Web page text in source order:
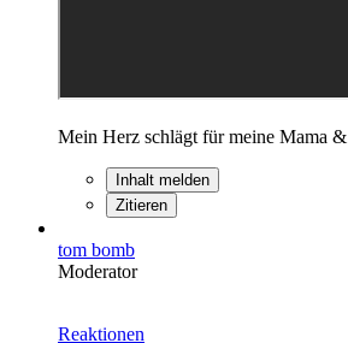
Mein Herz schlägt für meine Mama &
Inhalt melden
Zitieren
tom bomb
Moderator
Reaktionen